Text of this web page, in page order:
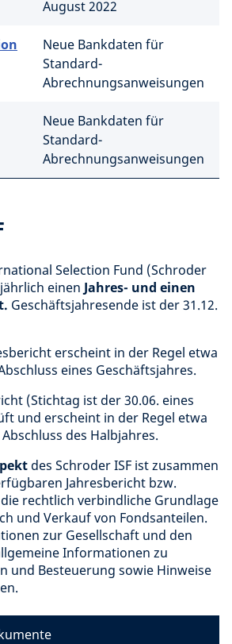
August 2022
Neue Bankdaten für
Standard-
Abrechnungsanweisungen
Neue Bankdaten für
Standard-
Abrechnungsanweisungen
Selection Fund (Schroder
einen Jahres- und einen
Geschäftsjahresende ist der 31.12.
erscheint in der Regel etwa
eines Geschäftsjahres.
(Stichtag ist der 30.06. eines
und erscheint in der Regel etwa
des Halbjahres.
des Schroder ISF ist zusammen
Jahresbericht bzw.
rechtlich verbindliche Grundlage
und Verkauf von Fondsanteilen.
zur Gesellschaft und den
Informationen zu
und Besteuerung sowie Hinweise